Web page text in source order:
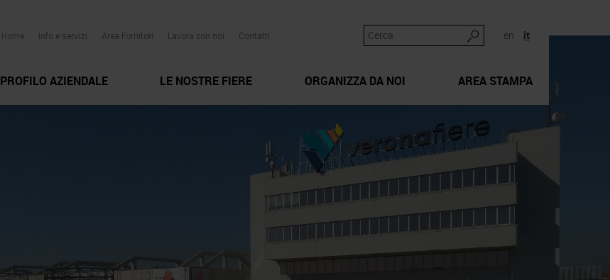
en it
Home Info e servizi Area Fornitori Lavora con noi Contatti
PROFILO AZIENDALE LE NOSTRE FIERE ORGANIZZA DA NOI AREA STAMPA